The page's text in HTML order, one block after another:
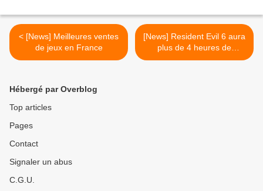
< [News] Meilleures ventes
de jeux en France
[News] Resident Evil 6 aura
plus de 4 heures de
cinématiques >
Hébergé par Overblog
Top articles
Pages
Contact
Signaler un abus
C.G.U.